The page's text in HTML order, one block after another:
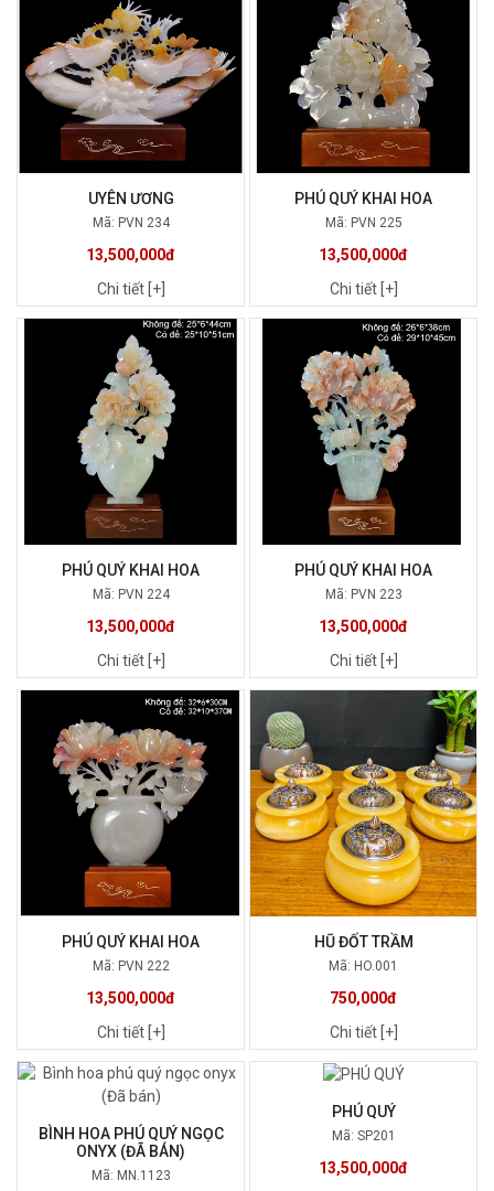
UYÊN ƯƠNG
Mã: PVN 234
13,500,000đ
Chi tiết [+]
PHÚ QUÝ KHAI HOA
Mã: PVN 225
13,500,000đ
Chi tiết [+]
PHÚ QUÝ KHAI HOA
Mã: PVN 224
13,500,000đ
Chi tiết [+]
PHÚ QUÝ KHAI HOA
Mã: PVN 223
13,500,000đ
Chi tiết [+]
PHÚ QUÝ KHAI HOA
Mã: PVN 222
13,500,000đ
Chi tiết [+]
HŨ ĐỐT TRẦM
Mã: HO.001
750,000đ
Chi tiết [+]
BÌNH HOA PHÚ QUÝ NGỌC
ONYX (ĐÃ BÁN)
Mã: MN.1123
PHÚ QUÝ
Mã: SP201
13,500,000đ